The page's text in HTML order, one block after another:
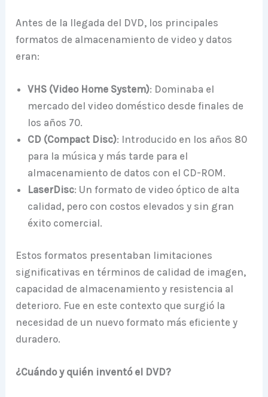
Antes de la llegada del DVD, los principales
formatos de almacenamiento de video y datos
eran:
VHS (Video Home System): Dominaba el
mercado del video doméstico desde finales de
los años 70.
CD (Compact Disc): Introducido en los años 80
para la música y más tarde para el
almacenamiento de datos con el CD-ROM.
LaserDisc: Un formato de video óptico de alta
calidad, pero con costos elevados y sin gran
éxito comercial.
Estos formatos presentaban limitaciones
significativas en términos de calidad de imagen,
capacidad de almacenamiento y resistencia al
deterioro. Fue en este contexto que surgió la
necesidad de un nuevo formato más eficiente y
duradero.
¿Cuándo y quién inventó el DVD?